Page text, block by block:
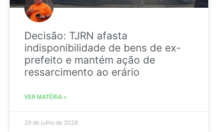
Decisão: TJRN afasta
indisponibilidade de bens de ex-
prefeito e mantém ação de
ressarcimento ao erário
VER MATÉRIA »
29 de julho de 2026